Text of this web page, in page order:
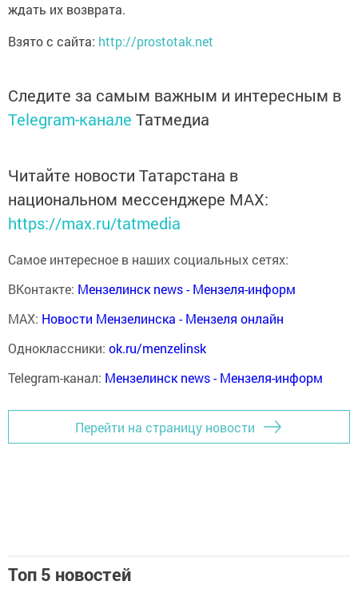
ждать их возврата.
Взято с сайта: http://prostotak.net
Следите за самым важным и интересным в
Telegram-канале Татмедиа
Читайте новости Татарстана в
национальном мессенджере MАХ:
https://max.ru/tatmedia
Самое интересное в наших социальных сетях:
ВКонтакте: Мензелинск news - Мензеля-информ
MAX: Новости Мензелинска - Мензеля онлайн
Одноклассники: ok.ru/menzelinsk
Telegram-канал: Мензелинск news - Мензеля-информ
Перейти на страницу новости
Топ 5 новостей